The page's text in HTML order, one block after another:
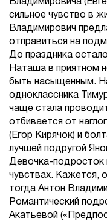
Владимировича
сильное чувство в
Владимирович
отправиться на
До праздника
Наташа в приятном
быть насыщенным.
одноклассника
чаще стала
отбивается от
(Егор Кирячок) и
лучшей подругой
Девочка-подросток
чувствах. Кажется,
тогда Антон
Романтический
Акатьевой